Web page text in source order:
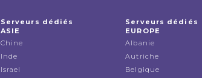
Serveurs dédiés
ASIE
Chine
Inde
Israel
Serveurs dédiés
EUROPE
Albanie
Autriche
Belgique